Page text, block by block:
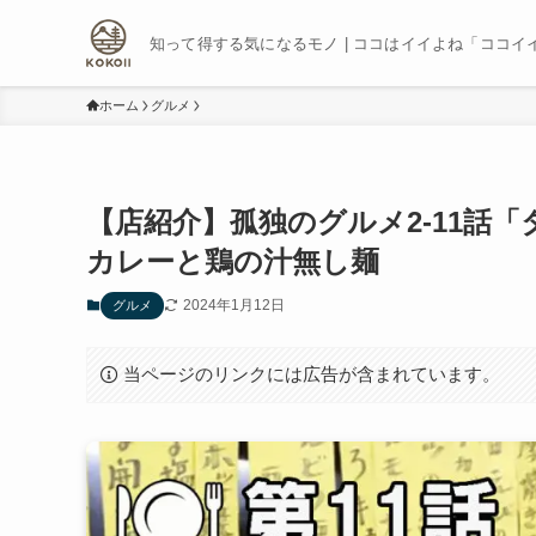
知って得する気になるモノ | ココはイイよね「ココイ
ホーム グルメ
【店紹介】孤独のグルメ2-11話
カレーと鶏の汁無し麺
グルメ 2024年1月12日
当ページのリンクには広告が含まれています。